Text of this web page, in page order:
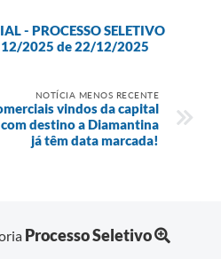
- PROCESSO SELETIVO
12/2025 de 22/12/2025
NOTÍCIA MENOS RECENTE
vindos da capital
destino a Diamantina
já têm data marcada!
Processo Seletivo